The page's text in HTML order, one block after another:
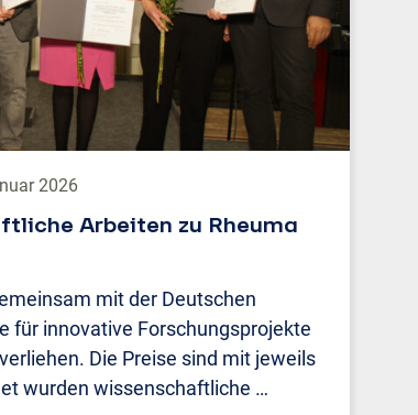
2026
Arbeiten zu Rheuma
mit der Deutschen
für innovative Forschungsprojekte
Die Preise sind mit jeweils
wurden wissenschaftliche …